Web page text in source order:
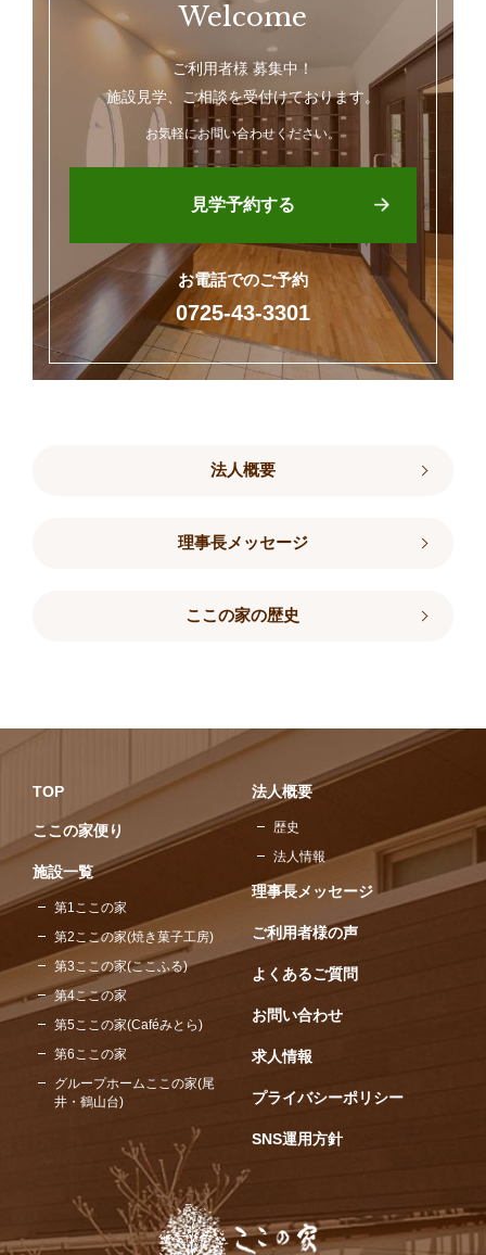
Welcome
ご利用者様 募集中！
施設見学、ご相談を受付けております。
お気軽にお問い合わせください。
見学予約する
お電話でのご予約
0725-43-3301
法人概要
理事長メッセージ
ここの家の歴史
TOP
ここの家便り
施設一覧
第1ここの家
第2ここの家(焼き菓子工房)
第3ここの家(ここふる)
第4ここの家
第5ここの家(Caféみとら)
第6ここの家
グループホームここの家(尾
井・鶴山台)
法人概要
歴史
法人情報
理事長メッセージ
ご利用者様の声
よくあるご質問
お問い合わせ
求人情報
プライバシーポリシー
SNS運用方針